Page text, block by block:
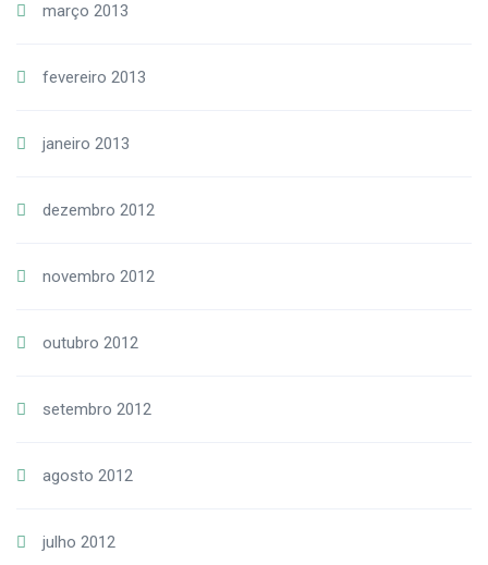
março 2013
fevereiro 2013
janeiro 2013
dezembro 2012
novembro 2012
outubro 2012
setembro 2012
agosto 2012
julho 2012